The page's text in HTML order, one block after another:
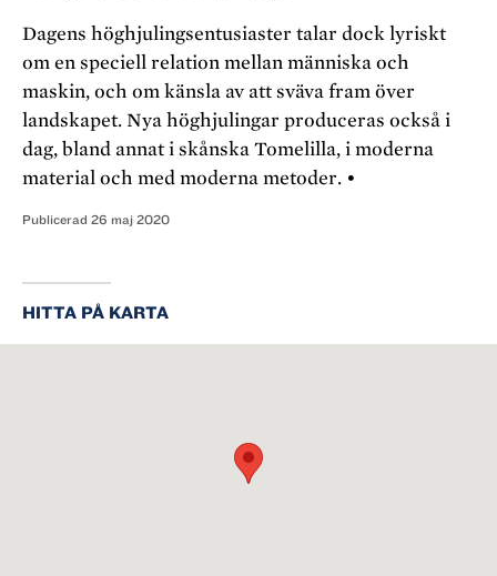
Dagens höghjulingsentusiaster talar dock lyriskt
om en speciell relation mellan människa och
maskin, och om känsla av att sväva fram över
landskapet. Nya höghjulingar produceras också i
dag, bland annat i skånska Tomelilla, i moderna
material och med moderna metoder. •
Publicerad 26 maj 2020
HITTA PÅ KARTA